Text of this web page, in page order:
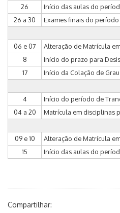
26
Início das aulas do
26 a 30
Exames finais do período
06 e 07
Alteração de Matrícula
8
Início do prazo para
17
Início da Colação de
4
Início do período de
04 a 20
Matrícula em disciplinas
09 e 10
Alteração de Matrícula
15
Início das aulas do
Compartilhar: